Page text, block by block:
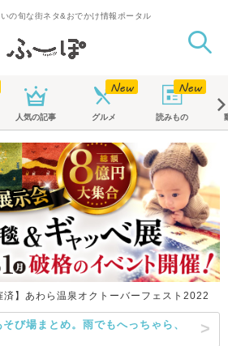
の旬な街ネタ&おでかけ情報ポータル
人気の記事 グルメ 読みもの
済】あわら温泉オクトーバーフェスト2022
び場まとめ。雨でもへっちゃら、